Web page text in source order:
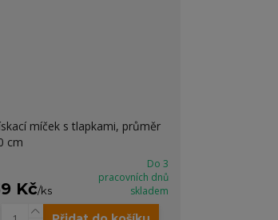
míček s tlapkami, průměr
cm
Kč/ks
Do 3
pracovních dnů
skladem